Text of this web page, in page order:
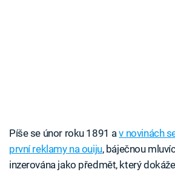
Píše se únor roku 1891 av novinách
první reklamy na ouiju, báječnou
inzerována jako předmět, který